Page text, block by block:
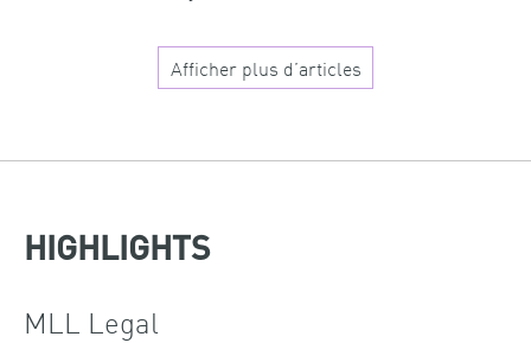
Afficher plus d’articles
HIGHLIGHTS
MLL Legal